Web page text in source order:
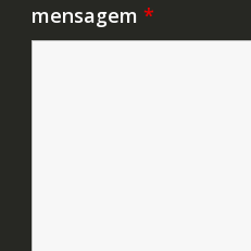
mensagem *